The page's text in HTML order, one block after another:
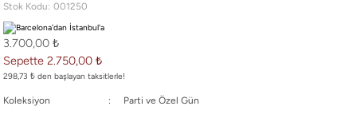
Stok Kodu 001250
3.700,00 ₺
Sepette 2.750,00 ₺
298,73 ₺ den başlayan taksitlerle!
Koleksiyon Parti ve Özel Gün
TÜM KOLEKSİYONLAR
ELBİSE
BLUZ & GÖMLEK
CEKET & YELEK
ETEK